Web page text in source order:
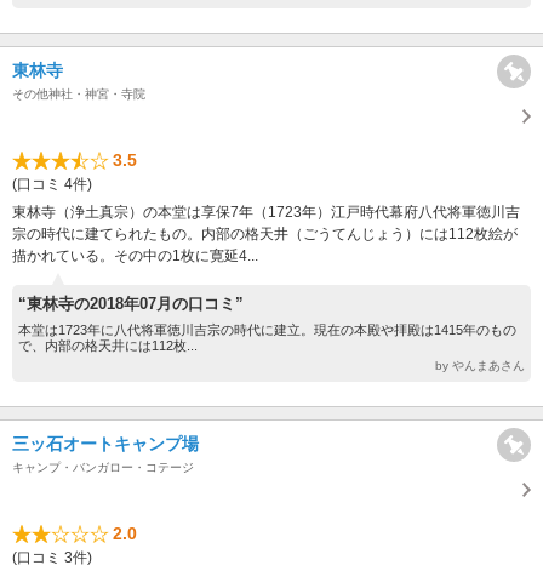
東林寺
その他神社・神宮・寺院
3.5
(口コミ 4件)
東林寺（浄土真宗）の本堂は享保7年（1723年）江戸時代幕府八代将軍徳川吉
宗の時代に建てられたもの。内部の格天井（ごうてんじょう）には112枚絵が
描かれている。その中の1枚に寛延4...
“東林寺の2018年07月の口コミ”
本堂は1723年に八代将軍徳川吉宗の時代に建立。現在の本殿や拝殿は1415年のもの
で、内部の格天井には112枚...
by やんまあさん
三ッ石オートキャンプ場
キャンプ・バンガロー・コテージ
2.0
(口コミ 3件)